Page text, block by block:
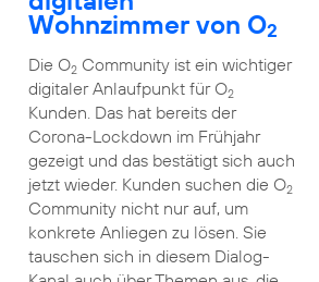
Wohnzimmer von O2
Die O2Community ist ein wichtiger
digitaler Anlaufpunkt für O2
Kunden. Das hat bereits der
Corona-Lockdown im Frühjahr
gezeigt und das bestätigt sich auch
jetzt wieder. Kunden suchen die O2
Community nicht nur auf, um
konkrete Anliegen zu lösen. Sie
tauschen sich in diesem Dialog-